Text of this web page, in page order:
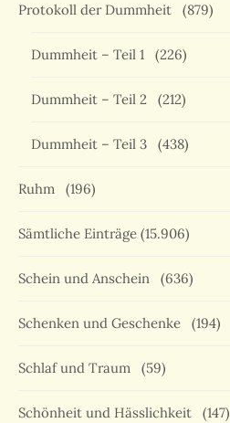
Protokoll der Dummheit (879)
Dummheit – Teil 1 (226)
Dummheit – Teil 2 (212)
Dummheit – Teil 3 (438)
Ruhm (196)
Sämtliche Einträge (15.906)
Schein und Anschein (636)
Schenken und Geschenke (194)
Schlaf und Traum (59)
Schönheit und Hässlichkeit (147)